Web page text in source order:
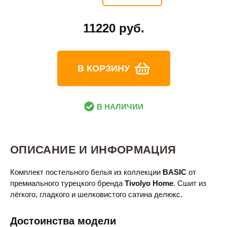
11220 руб.
В КОРЗИНУ
В НАЛИЧИИ
ОПИСАНИЕ И ИНФОРМАЦИЯ
Комплект постельного белья из коллекции BASIC от
премиального турецкого бренда Tivolyo Home. Сшит из
лёгкого, гладкого и шелковистого сатина делюкс.
Достоинства модели